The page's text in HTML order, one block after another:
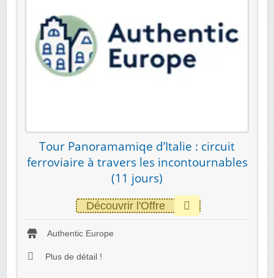
Tour Panoramamiqe d’Italie : circuit
ferroviaire à travers les incontournables
(11 jours)
Découvrir l'Offre
Authentic Europe
Plus de détail !